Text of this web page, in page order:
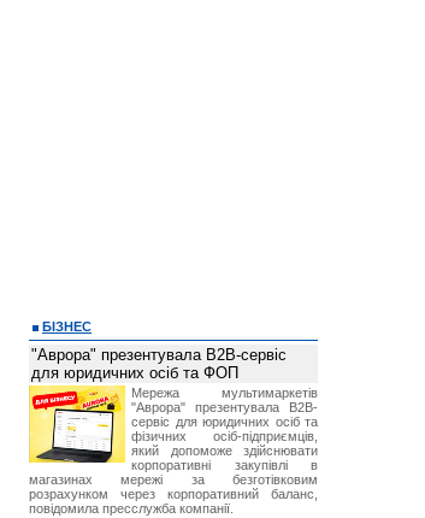
БІЗНЕС
"Аврора" презентувала B2B-сервіс
для юридичних осіб та ФОП
Мережа мультимаркетів
"Аврора" презентувала B2B-
сервіс для юридичних осіб та
фізичних осіб-підприємців,
який допоможе здійснювати
корпоративні закупівлі в
магазинах мережі за безготівковим
розрахунком через корпоративний баланс,
повідомила пресслужба компанії.